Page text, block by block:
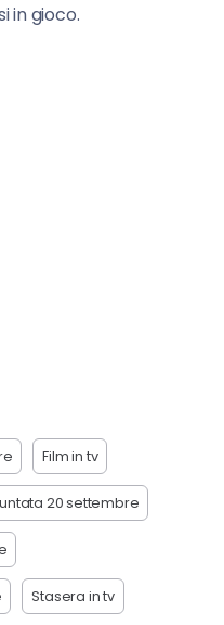
in gioco.
Film in tv
20 settembre
Stasera in tv